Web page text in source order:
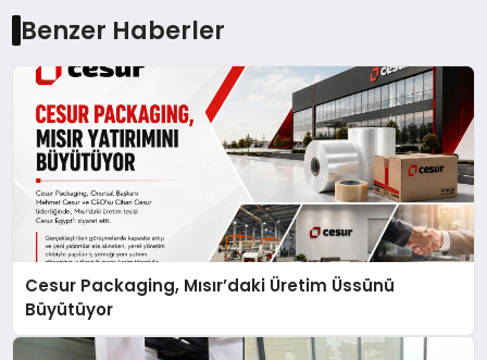
Benzer Haberler
Cesur Packaging, Mısır’daki Üretim Üssünü
Büyütüyor